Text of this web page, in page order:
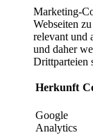
Marketing-
Webseiten
relevant und
und daher
Drittparteien
Herkunft
Google
Analytics